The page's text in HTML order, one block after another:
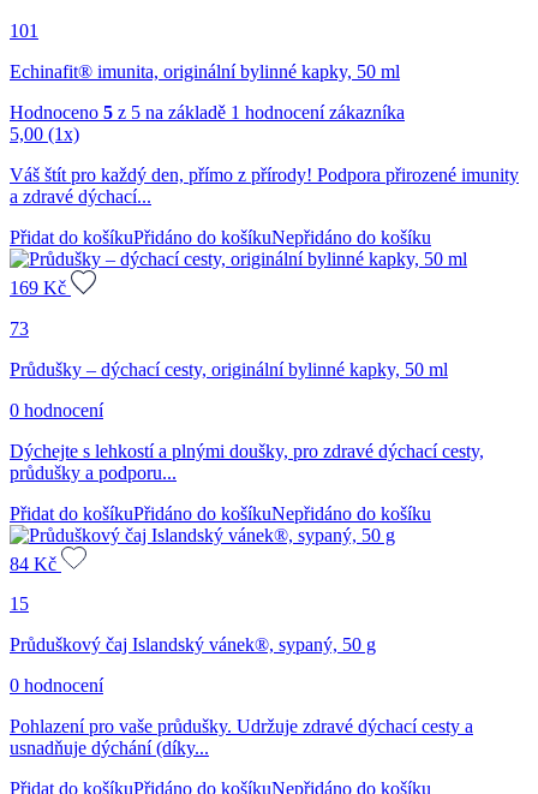
101
Echinafit® imunita, originální bylinné kapky, 50 ml
Hodnoceno 5 z 5 na základě 1 hodnocení zákazníka
5,00 (1x)
Váš štít pro každý den, přímo z přírody! Podpora přirozené imunity
a zdravé dýchací...
Přidat do košíkuPřidáno do košíkuNepřidáno do košíku
169 Kč
73
Průdušky – dýchací cesty, originální bylinné kapky, 50 ml
0 hodnocení
Dýchejte s lehkostí a plnými doušky, pro zdravé dýchací cesty,
průdušky a podporu...
Přidat do košíkuPřidáno do košíkuNepřidáno do košíku
84 Kč
15
Průduškový čaj Islandský vánek®, sypaný, 50 g
0 hodnocení
Pohlazení pro vaše průdušky. Udržuje zdravé dýchací cesty a
usnadňuje dýchání (díky...
Přidat do košíkuPřidáno do košíkuNepřidáno do košíku